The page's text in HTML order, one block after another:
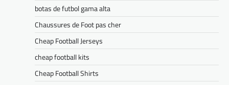
botas de futbol gama alta
Chaussures de Foot pas cher
Cheap Football Jerseys
cheap football kits
Cheap Football Shirts